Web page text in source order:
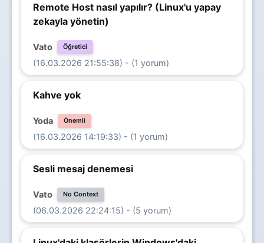
Remote Host nasıl yapılır? (Linux'u yapay
zekayla yönetin)
Vato Öğretici
(16.03.2026 21:55:38) - (1 yorum)
Kahve yok
Yoda Önemli
(16.03.2026 14:19:33) - (1 yorum)
Sesli mesaj denemesi
Vato No Context
(06.03.2026 22:24:15) - (5 yorum)